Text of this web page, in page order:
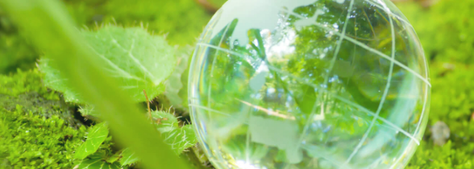
TUES×SDGs
環境問題･環境教育
SNS(ソーシャル・メディア)公式アカウント
一覧
寄附金申込みのご案
資料請求 交通アクセス・周辺
研究・附属機関
公立鳥取環境大学の研究・附属機
企業や地域で活躍できる
人材を育成
幅広い知識と基礎学力を
身につける
オープンキャンパス
オープンキャンパスの日程や詳細
についてご案内
学納金、授業料減免・奨学
金等
学費、入学料についてご案内